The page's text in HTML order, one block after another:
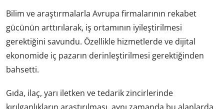
Bilim ve araştırmalarla Avrupa firmalarının rekabet
gücünün arttırılarak, iş ortamının iyileştirilmesi
gerektiğini savundu. Özellikle hizmetlerde ve dijital
ekonomide iç pazarın derinleştirilmesi gerektiğinden
bahsetti.
Gıda, ilaç, yarı iletken ve tedarik zincirlerinde